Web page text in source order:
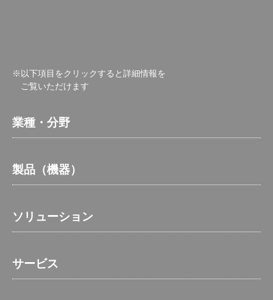
※以下項目をクリックすると詳細情報を
ご覧いただけます
業種・分野
製品（機器）
ソリューション
サービス